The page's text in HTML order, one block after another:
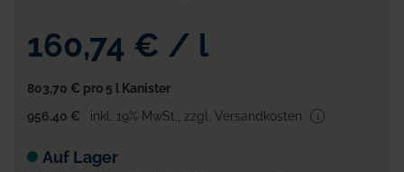
160,74 € / l
803,70 € pro 5 l Kanister
956,40 €
inkl. 19% MwSt. zzgl. Versandkosten
Auf Lager